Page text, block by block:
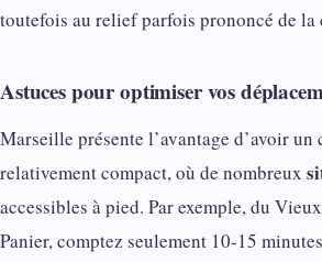
toutefois au relief parfois prononcé de la
Astuces pour optimiser vos
Marseille présente l’avantage d’avoir
relativement compact, où de nombreux
accessibles à pied. Par exemple, du
Panier, comptez seulement 10-15